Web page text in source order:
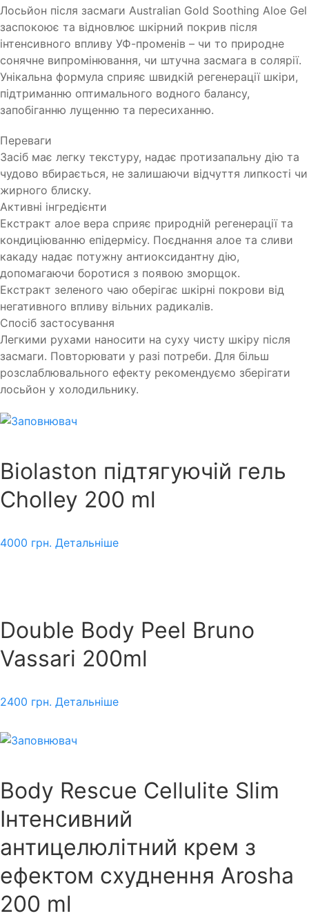
Лосьйон після засмаги Australian Gold Soothing Aloe Gel
заспокоює та відновлює шкірний покрив після
інтенсивного впливу УФ-променів – чи то природне
сонячне випромінювання, чи штучна засмага в солярії.
Унікальна формула сприяє швидкій регенерації шкіри,
підтриманню оптимального водного балансу,
запобіганню лущенню та пересиханню.
Переваги
Засіб має легку текстуру, надає протизапальну дію та
чудово вбирається, не залишаючи відчуття липкості чи
жирного блиску.
Активні інгредієнти
Екстракт алое вера сприяє природній регенерації та
кондиціюванню епідермісу. Поєднання алое та сливи
какаду надає потужну антиоксидантну дію,
допомагаючи боротися з появою зморщок.
Екстракт зеленого чаю оберігає шкірні покрови від
негативного впливу вільних радикалів.
Спосіб застосування
Легкими рухами наносити на суху чисту шкіру після
засмаги. Повторювати у разі потреби. Для більш
розслаблювального ефекту рекомендуємо зберігати
лосьйон у холодильнику.
Biolaston підтягуючій гель
Cholley 200 ml
4000 грн. Детальніше
Double Body Peel Bruno
Vassari 200ml
2400 грн. Детальніше
Body Rescue Cellulite Slim
Інтенсивний
антицелюлітний крем з
ефектом схуднення Arosha
200 ml